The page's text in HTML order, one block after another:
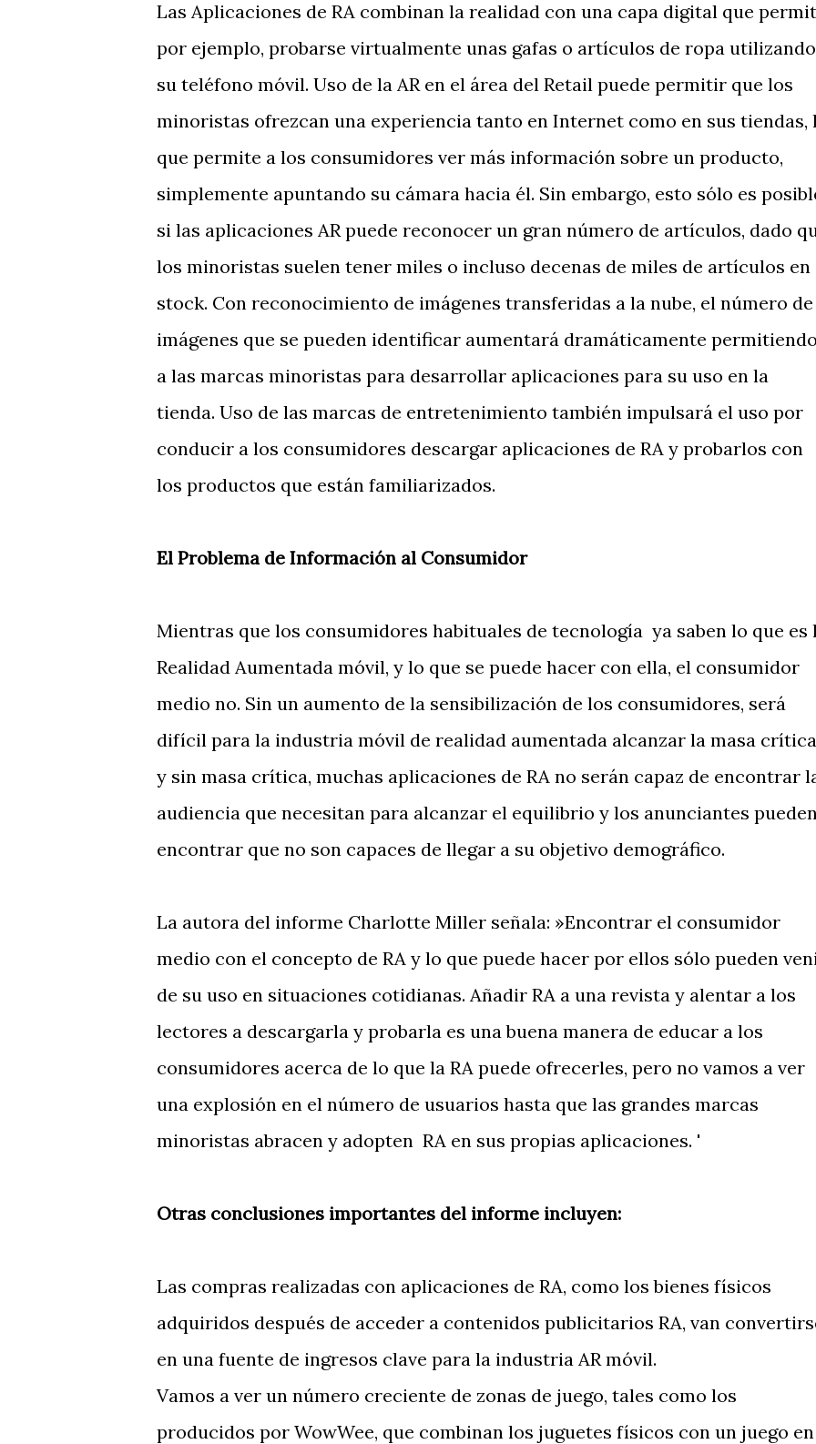
Las Aplicaciones de RA combinan la realidad con una capa digital que
por ejemplo, probarse virtualmente unas gafas o artículos de ropa utilizando
su teléfono móvil. Uso de la AR en el área del Retail puede permitir que los
minoristas ofrezcan una experiencia tanto en Internet como en sus tiendas,
que permite a los consumidores ver más información sobre un producto,
simplemente apuntando su cámara hacia él. Sin embargo, esto sólo es
si las aplicaciones AR puede reconocer un gran número de artículos, dado
los minoristas suelen tener miles o incluso decenas de miles de artículos en
stock. Con reconocimiento de imágenes transferidas a la nube, el número de
imágenes que se pueden identificar aumentará dramáticamente
a las marcas minoristas para desarrollar aplicaciones para su uso en la
tienda. Uso de las marcas de entretenimiento también impulsará el uso por
conducir a los consumidores descargar aplicaciones de RA y probarlos con
los productos que están familiarizados.
El Problema de Información al Consumidor
Mientras que los consumidores habituales de tecnología ya saben lo que es
Realidad Aumentada móvil, y lo que se puede hacer con ella, el consumidor
medio no. Sin un aumento de la sensibilización de los consumidores, será
difícil para la industria móvil de realidad aumentada alcanzar la masa crítica
y sin masa crítica, muchas aplicaciones de RA no serán capaz de encontrar
audiencia que necesitan para alcanzar el equilibrio y los anunciantes
encontrar que no son capaces de llegar a su objetivo demográfico.
La autora del informe Charlotte Miller señala: »Encontrar el consumidor
medio con el concepto de RA y lo que puede hacer por ellos sólo pueden
de su uso en situaciones cotidianas. Añadir RA a una revista y alentar a los
lectores a descargarla y probarla es una buena manera de educar a los
consumidores acerca de lo que la RA puede ofrecerles, pero no vamos a ver
una explosión en el número de usuarios hasta que las grandes marcas
minoristas abracen y adopten RA en sus propias aplicaciones. '
Otras conclusiones importantes del informe incluyen:
Las compras realizadas con aplicaciones de RA, como los bienes físicos
adquiridos después de acceder a contenidos publicitarios RA, van
en una fuente de ingresos clave para la industria AR móvil.
Vamos a ver un número creciente de zonas de juego, tales como los
producidos por WowWee, que combinan los juguetes físicos con un juego en